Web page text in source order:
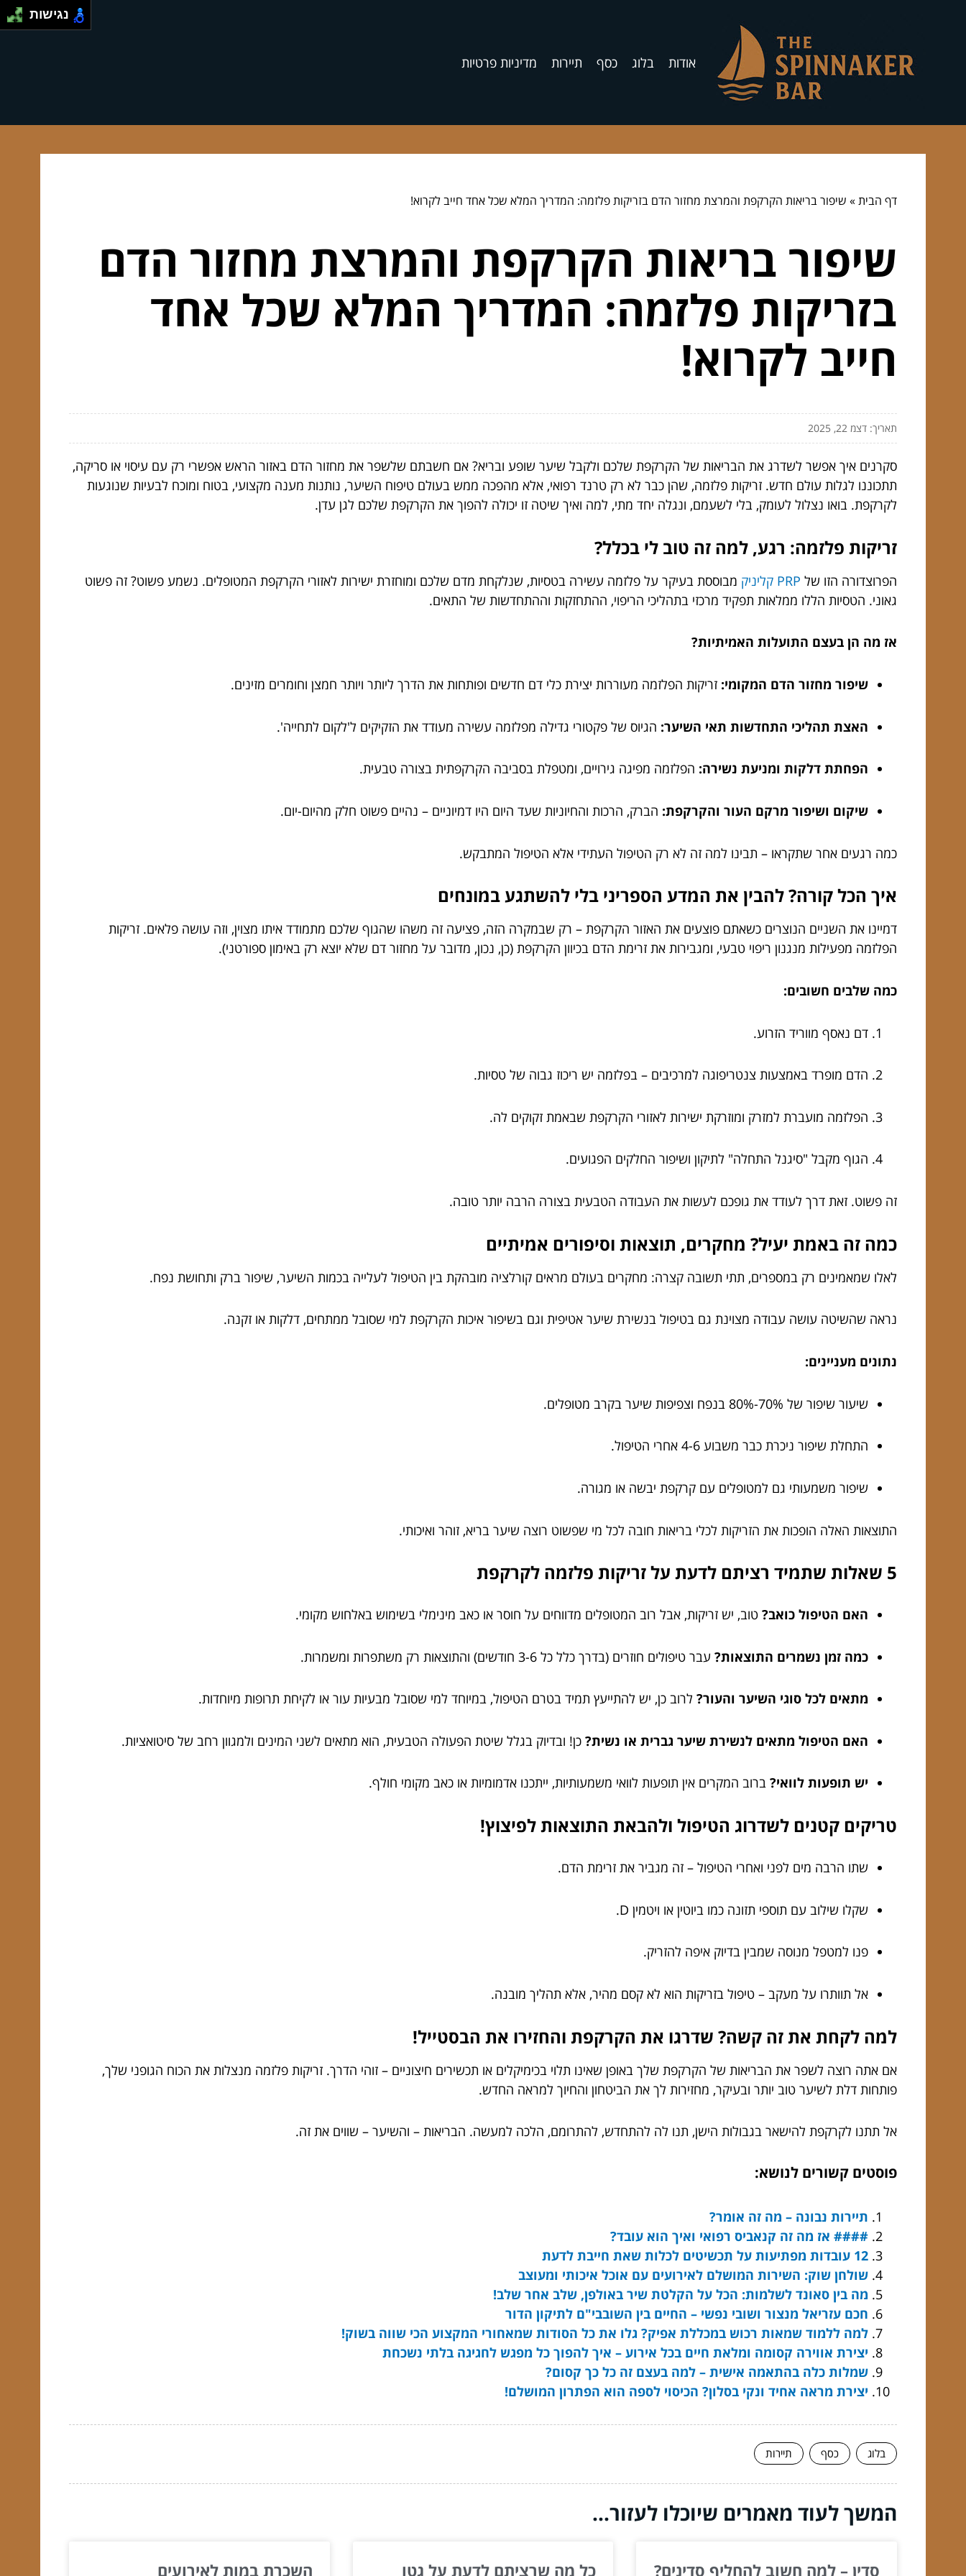
אודות בלוג כסף תיירות מדיניות פרטיות
דף הבית» שיפור בריאות הקרקפת והמרצת מחזור הדם בזריקות פלזמה: המדריך המלא שכל אחד חייב לקרוא!
שיפור בריאות הקרקפת והמרצת מחזור הדם
בזריקות פלזמה: המדריך המלא שכל אחד
חייב לקרוא!
תאריך: דצמ 22, 2025
סקרנים איך אפשר לשדרג את הבריאות של הקרקפת שלכם ולקבל שיער שופע ובריא? אם חשבתם שלשפר את מחזור הדם באזור הראש אפשרי רק עם עיסוי או סריקה,
תתכוננו לגלות עולם חדש. זריקות פלזמה, שהן כבר לא רק טרנד רפואי, אלא מהפכה ממש בעולם טיפוח השיער, נותנות מענה מקצועי, בטוח ומוכח לבעיות שנוגעות
לקרקפת. בואו נצלול לעומק, בלי לשעמם, ונגלה יחד מתי, למה ואיך שיטה זו יכולה להפוך את הקרקפת שלכם לגן עדן.
זריקות פלזמה: רגע, למה זה טוב לי בכלל?
הפרוצדורה הזו של PRP קליניק
מבוססת בעיקר על פלזמה עשירה בטסיות, שנלקחת מדם שלכם ומוחזרת ישירות לאזורי הקרקפת המטופלים. נשמע פשוט? זה פשוט
גאוני. הטסיות הללו ממלאות תפקיד מרכזי בתהליכי הריפוי, ההתחזקות וההתחדשות של התאים.
אז מה הן בעצם התועלות האמיתיות?
שיפור מחזור הדם המקומי: זריקות הפלזמה מעוררות יצירת כלי דם חדשים ופותחות את הדרך ליותר ויותר חמצן וחומרים מזינים.
האצת תהליכי התחדשות תאי השיער: הגיוס של פקטורי גדילה מפלזמה עשירה מעודד את הזקיקים ל'לקום לתחייה'.
הפחתת דלקות ומניעת נשירה: הפלזמה מפיגה גירויים, ומטפלת בסביבה הקרקפתית בצורה טבעית.
שיקום ושיפור מרקם העור והקרקפת: הברק, הרכות והחיוניות שעד היום היו דמיוניים – נהיים פשוט חלק מהיום-יום.
כמה רגעים אחר שתקראו – תבינו למה זה לא רק הטיפול העתידי אלא הטיפול המתבקש.
איך הכל קורה? להבין את המדע הספריני בלי להשתגע במונחים
דמיינו את השניים הנוצרים כשאתם פוצעים את האזור הקרקפת – רק שבמקרה הזה, פציעה זה משהו שהגוף שלכם מתמודד איתו מצוין, וזה עושה פלאים. זריקות
הפלזמה מפעילות מנגנון ריפוי טבעי, ומגבירות את זרימת הדם בכיוון הקרקפת (כן, נכון, מדובר על מחזור דם שלא יוצא רק באימון ספורטני).
כמה שלבים חשובים:
דם נאסף מווריד הזרוע.
הדם מופרד באמצעות צנטריפוגה למרכיבים – בפלזמה יש ריכוז גבוה של טסיות.
הפלזמה מועברת למזרק ומוזרקת ישירות לאזורי הקרקפת שבאמת זקוקים לה.
הגוף מקבל "סיגנל התחלה" לתיקון ושיפור החלקים הפגועים.
זה פשוט. זאת דרך לעודד את גופכם לעשות את העבודה הטבעית בצורה הרבה יותר טובה.
כמה זה באמת יעיל? מחקרים, תוצאות וסיפורים אמיתיים
לאלו שמאמינים רק במספרים, תתי תשובה קצרה: מחקרים בעולם מראים קורלציה מובהקת בין הטיפול לעלייה בכמות השיער, שיפור ברק ותחושת נפח.
נראה שהשיטה עושה עבודה מצוינת גם בטיפול בנשירת שיער אטיפית וגם בשיפור איכות הקרקפת למי שסובל ממתחים, דלקות או זקנה.
נתונים מעניינים:
שיעור שיפור של 70%-80% בנפח וצפיפות שיער בקרב מטופלים.
התחלת שיפור ניכרת כבר משבוע 4-6 אחרי הטיפול.
שיפור משמעותי גם למטופלים עם קרקפת יבשה או מגורה.
התוצאות האלה הופכות את הזריקות לכלי בריאות חובה לכל מי שפשוט רוצה שיער בריא, זוהר ואיכותי.
5 שאלות שתמיד רציתם לדעת על זריקות פלזמה לקרקפת
האם הטיפול כואב? טוב, יש זריקות, אבל רוב המטופלים מדווחים על חוסר או כאב מינימלי בשימוש באלחוש מקומי.
כמה זמן נשמרים התוצאות? עבר טיפולים חוזרים (בדרך כלל כל 3-6 חודשים) והתוצאות רק משתפרות ומשמרות.
מתאים לכל סוגי השיער והעור? לרוב כן, יש להתייעץ תמיד בטרם הטיפול, במיוחד למי שסובל מבעיות עור או לקיחת תרופות מיוחדות.
האם הטיפול מתאים לנשירת שיער גברית או נשית? כן! ובדיוק בגלל שיטת הפעולה הטבעית, הוא מתאים לשני המינים ולמגוון רחב של סיטואציות.
יש תופעות לוואי? ברוב המקרים אין תופעות לוואי משמעותיות, ייתכנו אדמומיות או כאב מקומי חולף.
טריקים קטנים לשדרוג הטיפול ולהבאת התוצאות לפיצוץ!
שתו הרבה מים לפני ואחרי הטיפול – זה מגביר את זרימת הדם.
שקלו שילוב עם תוספי תזונה כמו ביוטין או ויטמין D.
פנו למטפל מנוסה שמבין בדיוק איפה להזריק.
אל תוותרו על מעקב – טיפול בזריקות הוא לא קסם מהיר, אלא תהליך מובנה.
למה לקחת את זה קשה? שדרגו את הקרקפת והחזירו את הבסטייל!
אם אתה רוצה לשפר את הבריאות של הקרקפת שלך באופן שאינו תלוי בכימיקלים או תכשירים חיצוניים – זוהי הדרך. זריקות פלזמה מנצלות את הכוח הגופני שלך,
פותחות דלת לשיער טוב יותר ובעיקר, מחזירות לך את הביטחון והחיוך למראה החדש.
אל תתנו לקרקפת להישאר בגבולות הישן, תנו לה להתחדש, להתרומם, הלכה למעשה. הבריאות – והשיער – שווים את זה.
פוסטים קשורים לנושא:
תיירות נבונה – מה זה אומר?
#### אז מה זה קנאביס רפואי ואיך הוא עובד?
12 עובדות מפתיעות על תכשיטים לכלות שאת חייבת לדעת
שולחן שוק: השירות המושלם לאירועים עם אוכל איכותי ומעוצב
מה בין סאונד לשלמות: הכל על הקלטת שיר באולפן, שלב אחר שלב!
חכם עזריאל מנצור ושובי נפשי – החיים בין השובבי"ם לתיקון הדור
למה ללמוד שמאות רכוש במכללת אפיק? גלו את כל הסודות שמאחורי המקצוע הכי שווה בשוק!
יצירת אווירה קסומה ומלאת חיים בכל אירוע – איך להפוך כל מפגש לחגיגה בלתי נשכחת
שמלות כלה בהתאמה אישית – למה בעצם זה כל כך קסום?
יצירת מראה אחיד ונקי בסלון? הכיסוי לספה הוא הפתרון המושלם!
בלוג כסף תיירות
המשך לעוד מאמרים שיוכלו לעזור...
סדין – למה חשוב להחליף סדינים? כל מה שרציתם לדעת על גטו השכרת במות לאירועים
נגישות